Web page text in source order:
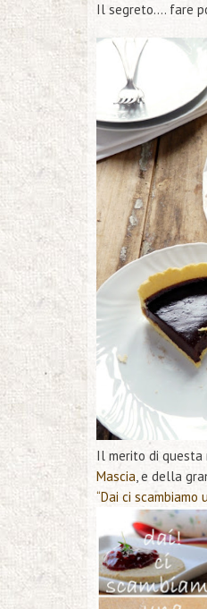
Il segreto…. fare
Il merito di
Mascia, e della
“Dai ci scambiamo